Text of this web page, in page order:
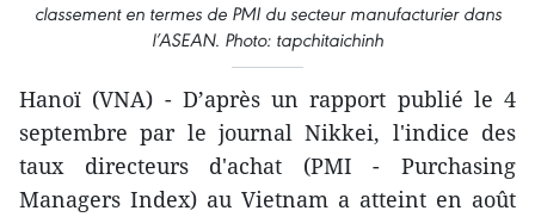
classement en termes de PMI du secteur manufacturier dans
l’ASEAN. Photo: tapchitaichinh
Hanoï (VNA) - D’après un rapport publié le 4
septembre par le journal Nikkei, l'indice des
taux directeurs d'achat (PMI - Purchasing
Managers Index) au Vietnam a atteint en août